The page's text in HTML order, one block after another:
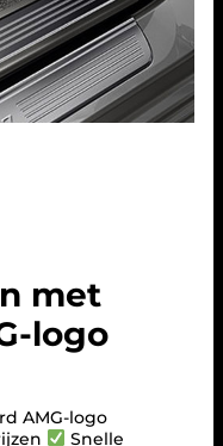
met
logo
AMG-logo
Snelle